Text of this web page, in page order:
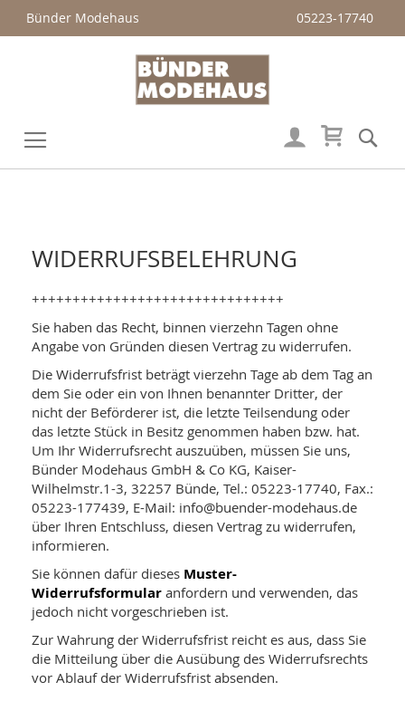
Bünder Modehaus 05223-17740
Mein
WIDERRUFSBELEHRUNG
+++++++++++++++++++++++++++++++
Sie haben das Recht, binnen vierzehn Tagen ohne
Angabe von Gründen diesen Vertrag zu widerrufen.
Die Widerrufsfrist beträgt vierzehn Tage ab dem Tag an
dem Sie oder ein von Ihnen benannter Dritter, der
nicht der Beförderer ist, die letzte Teilsendung oder
das letzte Stück in Besitz genommen haben bzw. hat.
Um Ihr Widerrufsrecht auszuüben, müssen Sie uns,
Bünder Modehaus GmbH & Co KG, Kaiser-
Wilhelmstr.1-3, 32257 Bünde, Tel.: 05223-17740, Fax.:
05223-177439, E-Mail: info@buender-modehaus.de
über Ihren Entschluss, diesen Vertrag zu widerrufen,
informieren.
Sie können dafür dieses Muster-
Widerrufsformular anfordern und verwenden, das
jedoch nicht vorgeschrieben ist.
Zur Wahrung der Widerrufsfrist reicht es aus, dass Sie
die Mitteilung über die Ausübung des Widerrufsrechts
vor Ablauf der Widerrufsfrist absenden.